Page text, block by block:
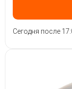
Сегодня после